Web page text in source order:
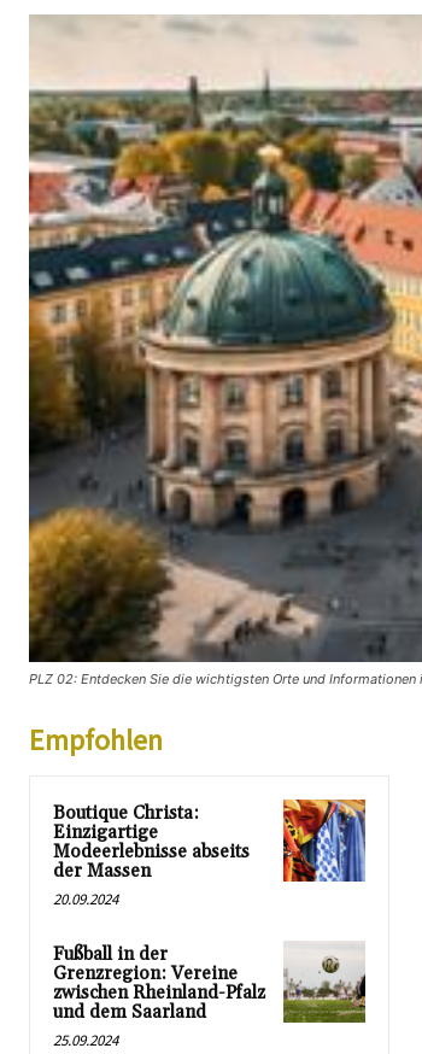
PLZ 02: Entdecken Sie die wichtigsten Orte und
Empfohlen
Boutique Christa:
Einzigartige
Modeerlebnisse abseits
der Massen
20.09.2024
Fußball in der
Grenzregion: Vereine
zwischen Rheinland-Pfalz
und dem Saarland
25.09.2024